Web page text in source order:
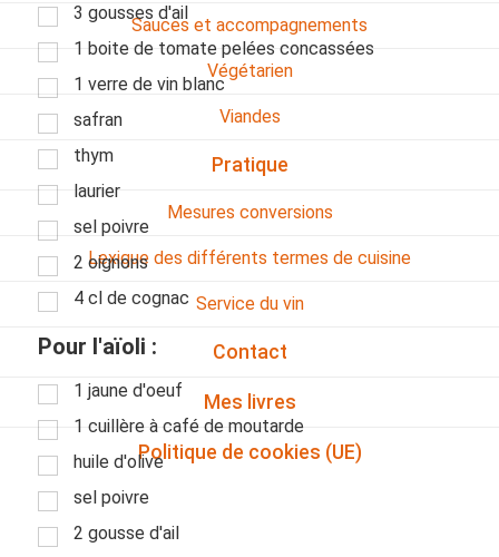
Sauces et accompagnements
Végétarien
Viandes
Pratique
Mesures conversions
Lexique des différents termes de cuisine
Service du vin
Contact
Mes livres
Politique de cookies (UE)
3 gousses d'ail
1 boite de tomate pelées concassées
1 verre de vin blanc
safran
thym
laurier
sel poivre
2 oignons
4 cl de cognac
Pour l'aïoli :
1 jaune d'oeuf
1 cuillère à café de moutarde
huile d'olive
sel poivre
2 gousse d'ail